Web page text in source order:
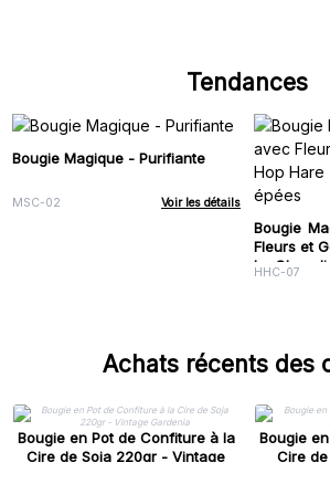
Tendances
Bougie Magique - Purifiante
MSC-02 Voir les détails
Bougie
Fleurs et
Le
HHC-07
Achats récents des
Bougie en Pot de Confiture à la
Cire de Soja 220gr - Vintage
Bougie
Cire